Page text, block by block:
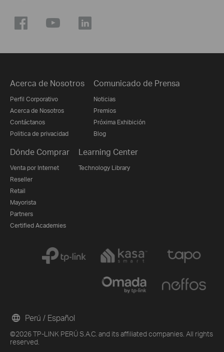
Acerca de Nosotros
Perfil Corporativo
Acerca de Nosotros
Contáctanos
Politica de privacidad
Comunicado de Prensa
Noticias
Premios
Próxima Exhibición
Blog
Dónde Comprar
Venta por Internet
Reseller
Retail
Mayorista
Partners
Certified Academies
Learning Center
Technology Library
©2026 TP-LINK PERÚ S.A.C. and its affiliated companies. All rights
reserved.
Perú / Español